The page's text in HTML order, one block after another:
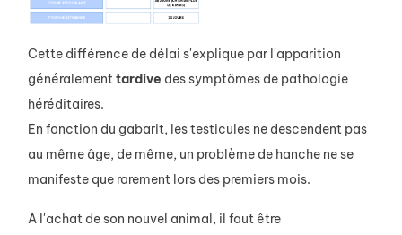
Cette différence de délai s'explique par l'apparition
généralementtardive des symptômes de pathologie
héréditaires.
En fonction du gabarit, les testicules ne descendent pas
au même âge, de même, un problème de hanche ne se
manifeste que rarement lors des premiers mois.
A l'achat de son nouvel animal, il faut être